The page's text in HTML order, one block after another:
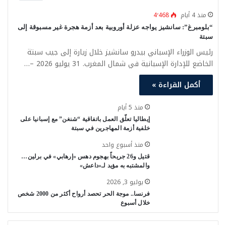
منذ 4 أيام 4٬468
“بلومبرغ”: سانشيز يواجه عزلة أوروبية بعد أزمة هجرة غير مسبوقة إلى
سبتة
رئيس الوزراء الإسباني بيدرو سانشيز خلال زيارة إلى جيب سبتة
الخاضع للإدارة الإسبانية في شمال المغرب. 31 يوليو 2026 –…
أكمل القراءة »
منذ 5 أيام
إيطاليا تعلّق العمل باتفاقية “شنغن” مع إسبانيا على
خلفية أزمة المهاجرين في سبتة
منذ أسبوع واحد
قتيل و26 جريحاً بهجوم دهس «إرهابي» في برلين…
والمشتبه به مؤيد لـ«داعش»
يوليو 3, 2026
فرنسا.. موجة الحر تحصد أرواح أكثر من 2000 شخص
خلال أسبوع